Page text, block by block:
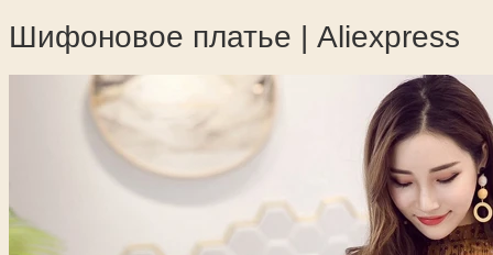
Шифоновое платье | Aliexpress